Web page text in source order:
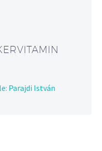
Parajdi István